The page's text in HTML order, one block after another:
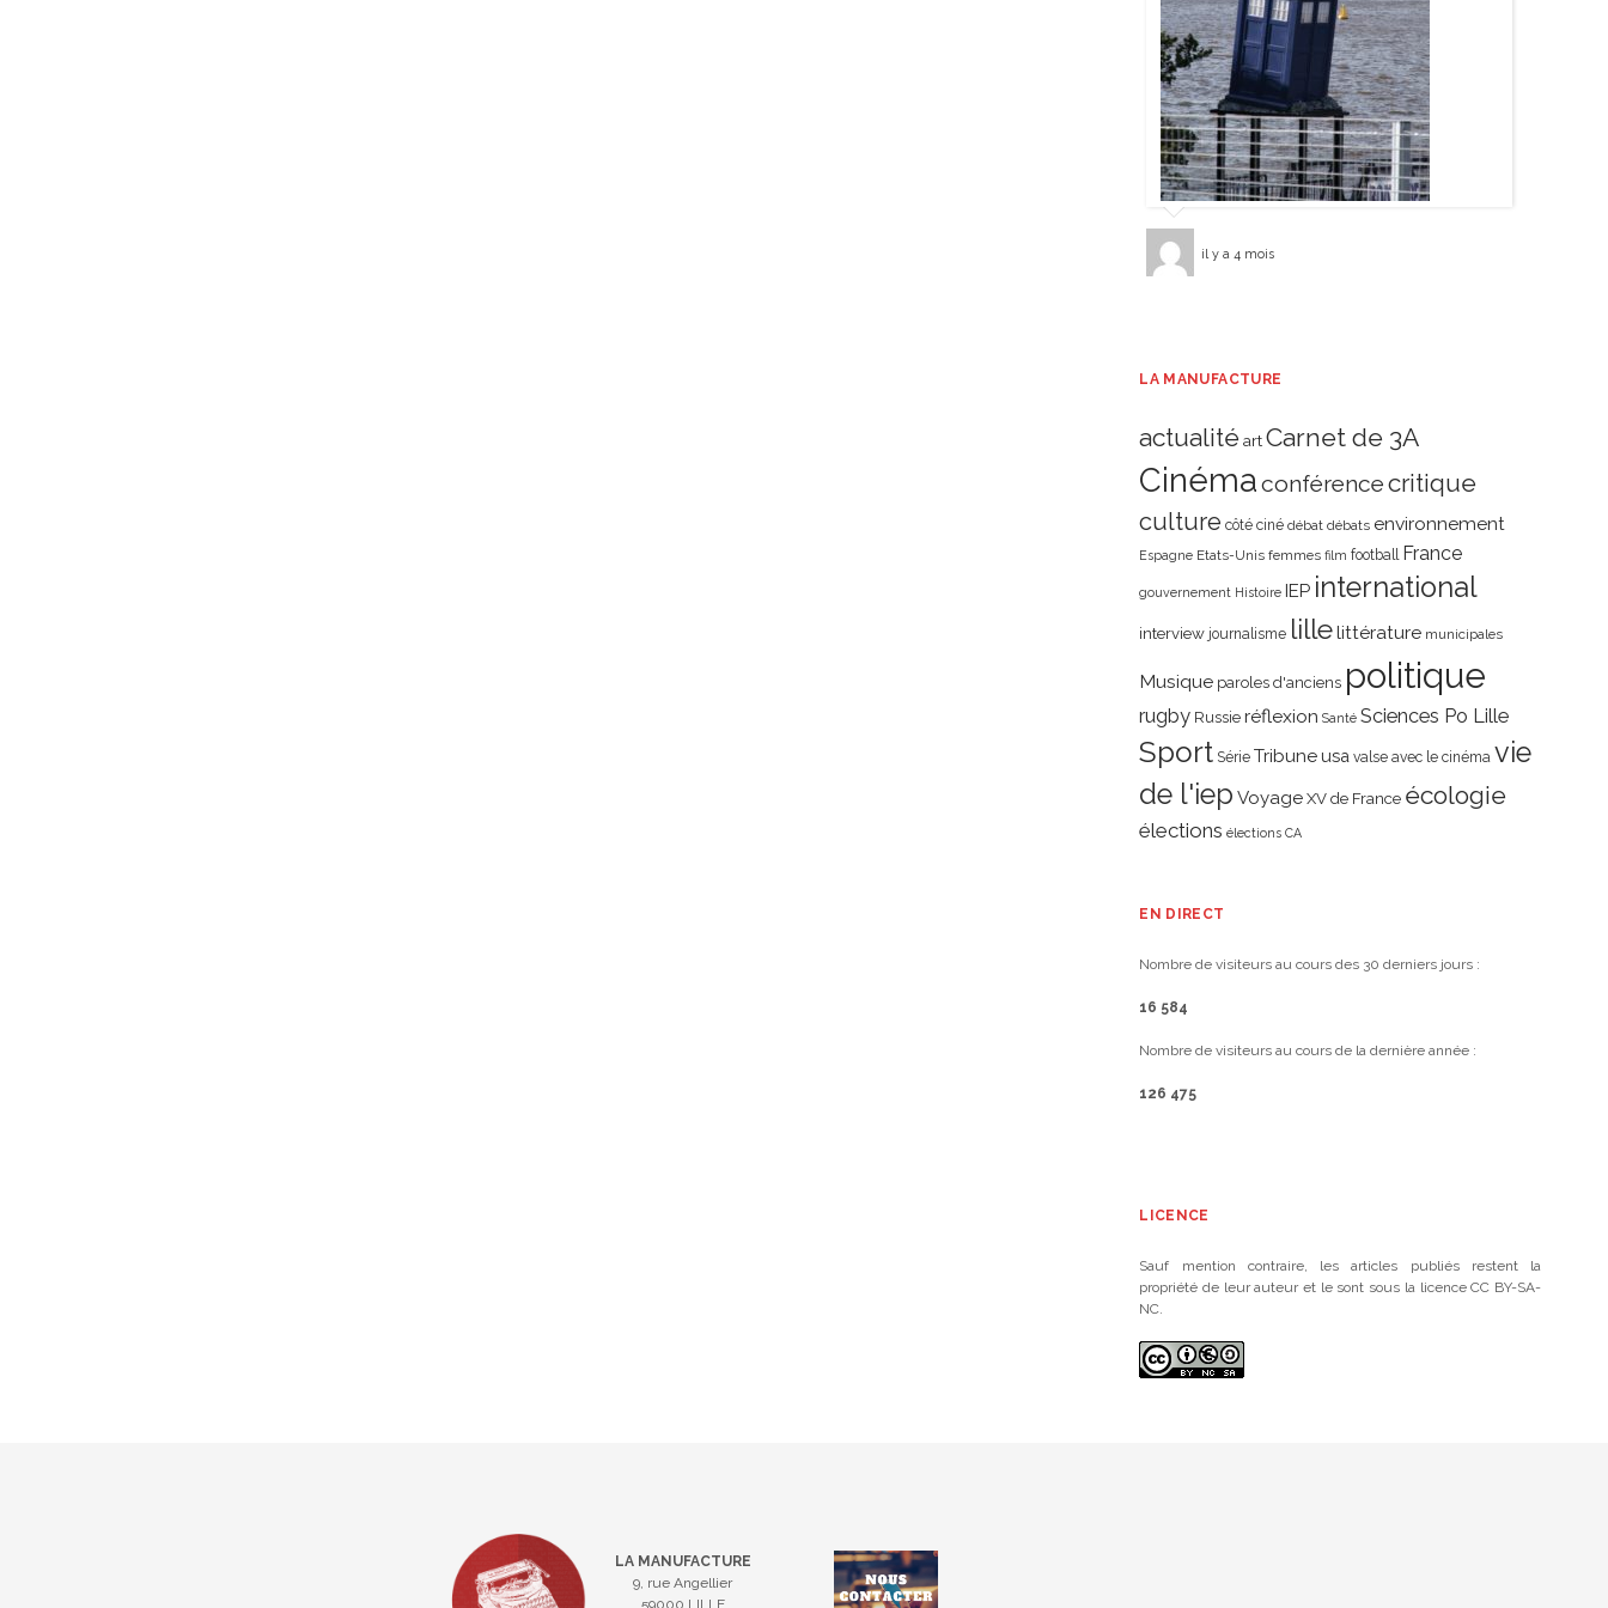
il y a 4 mois
LA MANUFACTURE
actualité art Carnet de 3A
Cinémaconférencecritique
culture côté ciné débat débats environnement
Espagne Etats-Unis femmes film football France
gouvernement Histoire IEP international
interview journalisme lillelittérature municipales
Musique paroles d'anciens politique
rugby Russie réflexion Santé Sciences Po Lille
Sport Série Tribune usa valse avec le cinéma vie
de l'iep Voyage XV de France écologie
élections élections CA
EN DIRECT
Nombre de visiteurs au cours des 30 derniers jours :
16 584
Nombre de visiteurs au cours de la dernière année :
126 475
LICENCE
Sauf mention contraire, les articles publiés restent la
propriété de leur auteur et le sont sous la licence CC BY-SA-
NC.
LA MANUFACTURE
9, rue Angellier
59000 LILLE